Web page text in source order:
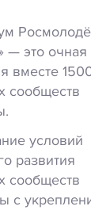
— это
вместе
сообществ
условий
развития
сообществ
с